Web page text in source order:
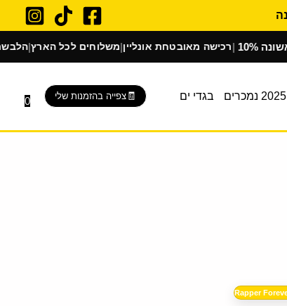
הלבשת בוטיק|משלוחים לכל הארץ |רכישה מאובטחת אונליין|
2025 נמכרים בגדי ים צפייה בהזמנות שלי 0